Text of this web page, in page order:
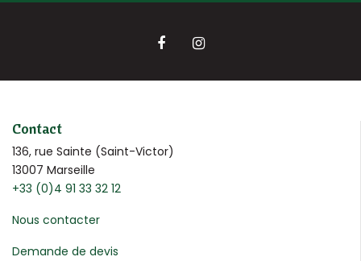
Contact
136, rue Sainte (Saint-Victor)
13007 Marseille
+33 (0)4 91 33 32 12
Nous contacter
Demande de devis